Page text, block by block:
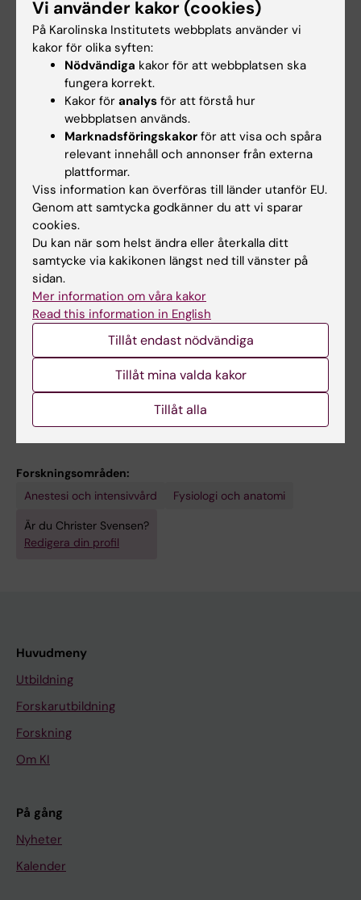
anestesiundervisningen av kandidater på
kirurgterminen.
Forskningsbeskrivning
Christer Svensén studerar effekter av
cirkulatorisk övervakning och
vätskebehandling till patienter före, under och
efter operation. Vätsketillförsel med ledning
av blodtryck och urinproduktion har ofta lett
till att patienten lagrar onödig vätska i
kroppen, vilket påverkar såväl sjuklighet som
mortalitet.
Studier görs av infusionslösningars
distribution i kroppen vid olika patologiska
tillstånd samt av icke invasiva metoder för att
bedöma vätskestatus samt av vätsketillförsel
till patienter i samband med sepsis och
Forskningsområden:
Anestesi och intensivvård
Fysiologi och anatomi
Är du Christer Svensen?
Redigera din profil
Huvudmeny
Utbildning
Forskarutbildning
Forskning
Om KI
På gång
Nyheter
Kalender
Vi använder kakor (cookies)
På Karolinska Institutets webbplats använder vi
kakor för olika syften:
Nödvändiga kakor för att webbplatsen ska
fungera korrekt.
Kakor för analys för att förstå hur
webbplatsen används.
Marknadsföringskakor för att visa och spåra
relevant innehåll och annonser från externa
plattformar.
Viss information kan överföras till länder utanför EU.
Genom att samtycka godkänner du att vi sparar
cookies.
Du kan när som helst ändra eller återkalla ditt
samtycke via kakikonen längst ned till vänster på
sidan.
Mer information om våra kakor
Read this information in English
Tillåt endast nödvändiga
Tillåt mina valda kakor
Tillåt alla